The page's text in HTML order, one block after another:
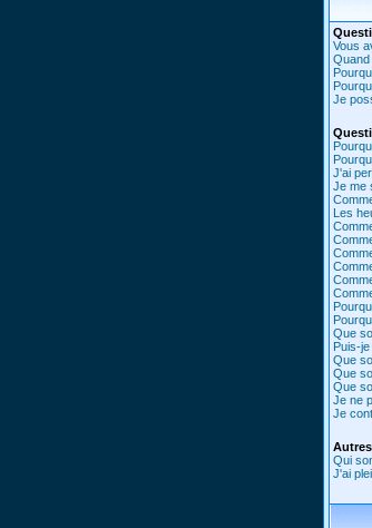
Vous
Je
J'ai
Je me
Les
Que
Puis-
Que
Que
Que
Je ne
Je
Autres
Qui
J'ai